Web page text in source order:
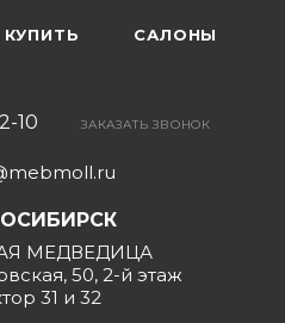
КУПИТЬ САЛОНЫ
10 ЗАКАЗАТЬ ЗВОНОК
МЕДВЕДИЦА
50, 2-й этаж
31 и 32